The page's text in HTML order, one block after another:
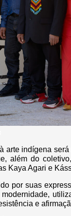
arte indígena
além do
Kaya Agari e
por suas
e